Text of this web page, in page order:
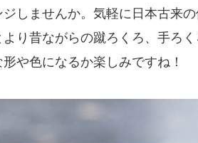
しませんか。気軽に日本古来
り昔ながらの蹴ろくろ、手ろ
や色になるか楽しみですね！